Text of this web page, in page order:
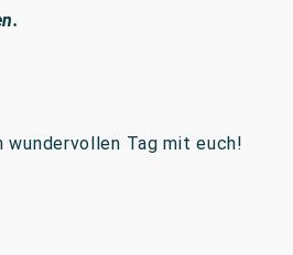
wundervollen Tag mit euch!